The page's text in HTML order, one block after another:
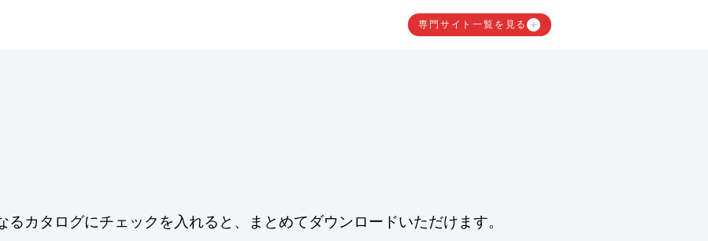
専門サイト一覧を見る
カタログにチェックを入れると、まとめてダウンロードいただけます。